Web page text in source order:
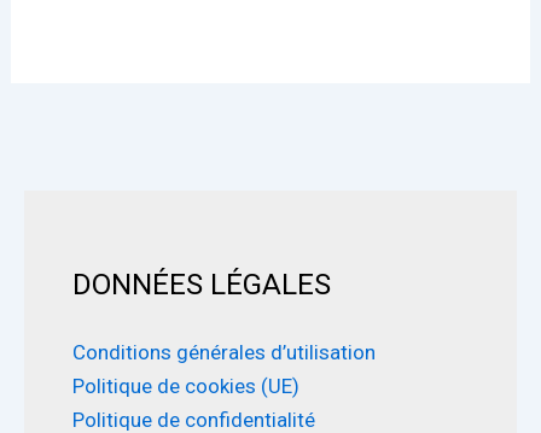
DONNÉES LÉGALES
Conditions générales d’utilisation
Politique de cookies (UE)
Politique de confidentialité